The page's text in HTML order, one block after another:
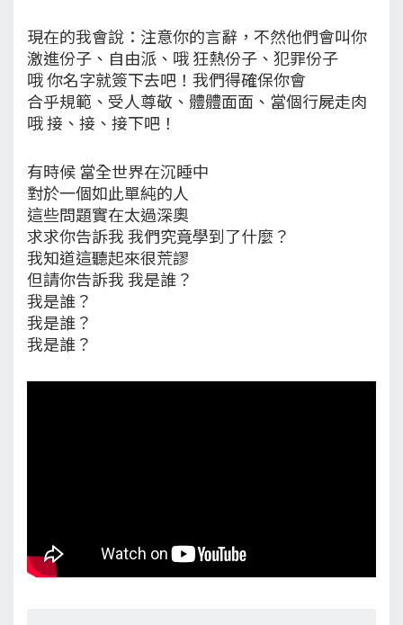
現在的我會說：注意你的言辭，不然他們會叫你
激進份子、自由派、哦 狂熱份子、犯罪份子
哦 你名字就簽下去吧！我們得確保你會
合乎規範、受人尊敬、體體面面、當個行屍走肉
哦 接、接、接下吧！
有時候 當全世界在沉睡中
對於一個如此單純的人
這些問題實在太過深奧
求求你告訴我 我們究竟學到了什麼？
我知道這聽起來很荒謬
但請你告訴我 我是誰？
我是誰？
我是誰？
我是誰？